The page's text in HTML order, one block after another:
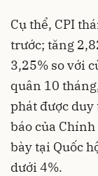
Cụ thể, CPI
trước; tăng
3,25% so với
quân 10
phát được duy
báo của
bày tại Quốc
dưới 4%.